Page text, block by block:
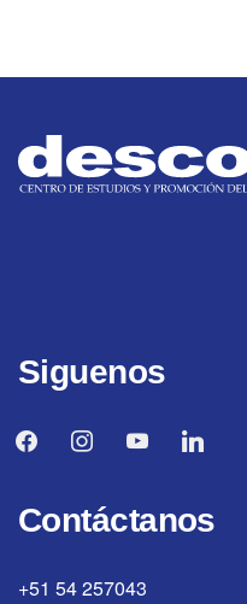
Siguenos
facebookinstagramyoutubelinkedin
Contáctanos
+51 54 257043